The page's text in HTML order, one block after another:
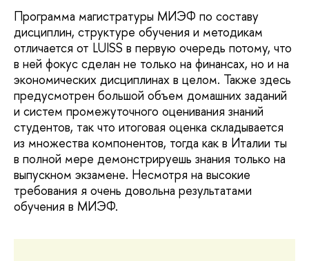
Программа магистратуры МИЭФ по составу
дисциплин, структуре обучения и методикам
отличается от LUISS в первую очередь потому, что
в ней фокус сделан не только на финансах, но и на
экономических дисциплинах в целом. Также здесь
предусмотрен большой объем домашних заданий
и систем промежуточного оценивания знаний
студентов, так что итоговая оценка складывается
из множества компонентов, тогда как в Италии ты
в полной мере демонстрируешь знания только на
выпускном экзамене. Несмотря на высокие
требования я очень довольна результатами
обучения в МИЭФ.